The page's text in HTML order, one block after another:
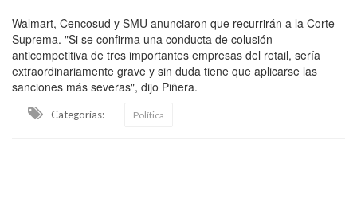
Walmart, Cencosud y SMU anunciaron que recurrirán a la Corte
Suprema. "Si se confirma una conducta de colusión
anticompetitiva de tres importantes empresas del retail, sería
extraordinariamente grave y sin duda tiene que aplicarse las
sanciones más severas", dijo Piñera.
Categorias: Política